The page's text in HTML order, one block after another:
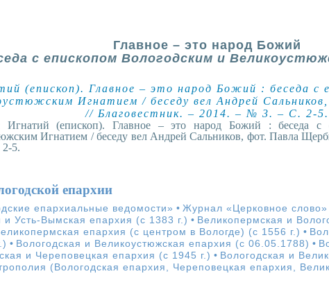
Главное – это народ Божий
с епископом Вологодским и
(епископ). Главное – это народ Божий : беседа с
Игнатием / беседу вел Андрей
// Благовестник. – 2014. – № 3. – С. 2-5.
Игнатий (епископ). Главное – это народ Божий : беседа с
Игнатием / беседу вел Андрей Сальников, фот. Павла
5.
епархии
епархиальные ведомости» • Журнал «Церковное слово»
и Усть-Вымская епархия (с 1383 г.) • Великопермская и
епархия (с центром в Вологде) (с 1556 г.) •
• Вологодская и Великоустюжская епархия (с 06.05.1788) •
и Череповецкая епархия (с 1945 г.) • Вологодская и
(Вологодская епархия, Череповецкая епархия,